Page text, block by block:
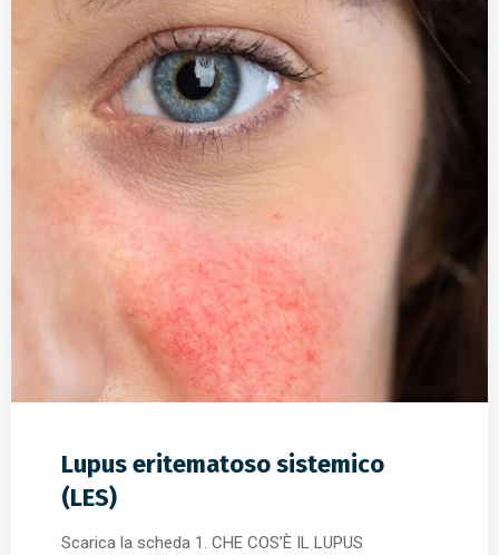
Lupus eritematoso sistemico
(LES)
Scarica la scheda 1. CHE COS’È IL LUPUS